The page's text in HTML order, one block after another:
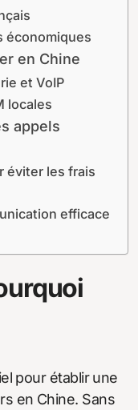
économiques
en Chine
et VoIP
locales
appels
éviter les frais
efficace
pour établir une
en Chine. Sans